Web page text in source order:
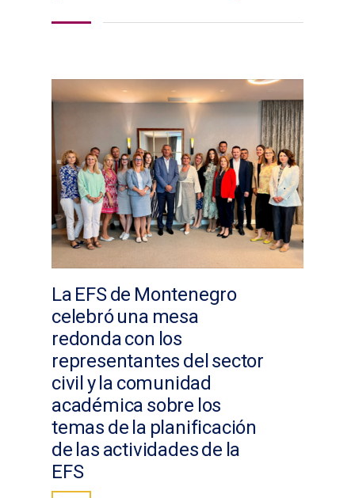
La EFS de Montenegro
celebró una mesa
redonda con los
representantes del sector
civil y la comunidad
académica sobre los
temas de la planificación
de las actividades de la
EFS